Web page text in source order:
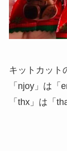
キットカット
「njoy」は「
「thx」は「